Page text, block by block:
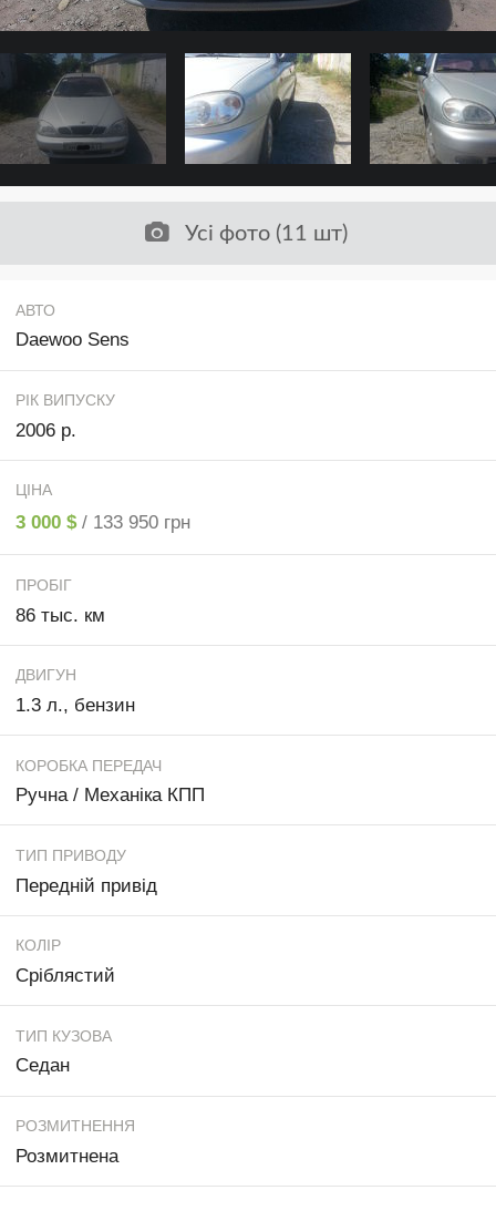
Усі фото (11 шт)
АВТО
Daewoo Sens
РІК ВИПУСКУ
2006 р.
ЦІНА
3 000 $ / 133 950 грн
ПРОБІГ
86 тыс. км
ДВИГУН
1.3 л., бензин
КОРОБКА ПЕРЕДАЧ
Ручна / Механіка КПП
ТИП ПРИВОДУ
Передній привід
КОЛІР
Сріблястий
ТИП КУЗОВА
Седан
РОЗМИТНЕННЯ
Розмитнена